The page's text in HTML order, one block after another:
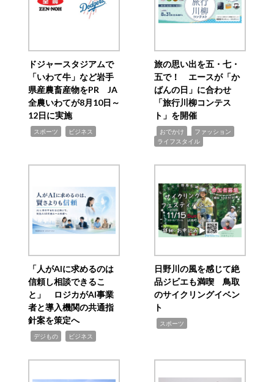
ドジャースタジアムで
「いわて牛」など岩手
県産農畜産物をPR JA
全農いわてが8月10日～
12日に実施
スポーツ ビジネス
旅の思い出を五・七・
五で！ エースが「か
ばんの日」に合わせ
「旅行川柳コンテス
ト」を開催
おでかけ ファッション
ライフスタイル
「人がAIに求めるのは
信頼し相談できるこ
と」 ロジカがAI事業
者と導入機関の共通指
針案を策定へ
デジもの ビジネス
日野川の風を感じて絶
品ジビエも満喫 鳥取
のサイクリングイベン
ト
スポーツ